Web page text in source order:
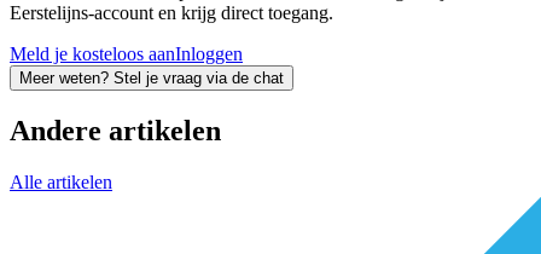
Eerstelijns-account en krijg direct toegang.
Meld je kosteloos aanInloggen
Meer weten? Stel je vraag via de chat
Andere artikelen
Alle artikelen